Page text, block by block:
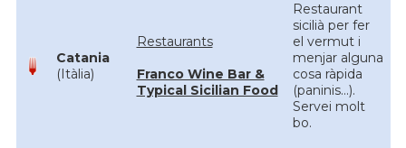
Catania
(Itàlia)
Restaurants
Franco Wine Bar &
Typical Sicilian Food
Restaurant
sicilià per fer
el vermut i
menjar alguna
cosa ràpida
(paninis...).
Servei molt
bo.